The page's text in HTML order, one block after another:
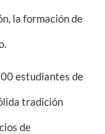
la formación de
estudiantes de
tradición
de